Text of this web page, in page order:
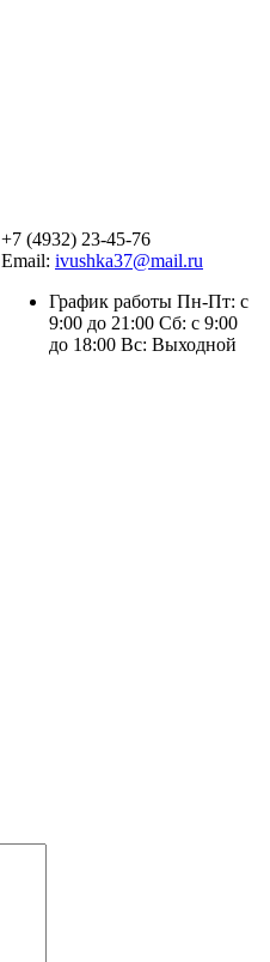
+7 (4932) 23-45-76
Email: ivushka37@mail.ru
График работы Пн-Пт: с
9:00 до 21:00 Сб: с 9:00
до 18:00 Вс: Выходной